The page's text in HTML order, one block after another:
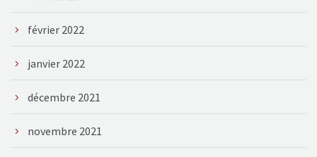
février 2022
janvier 2022
décembre 2021
novembre 2021